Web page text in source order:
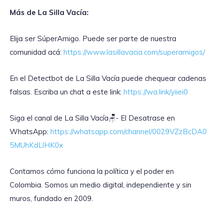
Más de La Silla Vacía:
Elija ser SúperAmigo. Puede ser parte de nuestra
comunidad acá: https://www.lasillavacia.com/superamigos/
En el Detectbot de La Silla Vacía puede chequear cadenas
falsas. Escriba un chat a este link: https://wa.link/yiiei0
‎Siga el canal de La Silla Vacía🪑- El Desatrase en
WhatsApp: https://whatsapp.com/channel/0029VZzBcDA0
5MUhKdLlHK0x
Contamos cómo funciona la política y el poder en
Colombia. Somos un medio digital, independiente y sin
muros, fundado en 2009.